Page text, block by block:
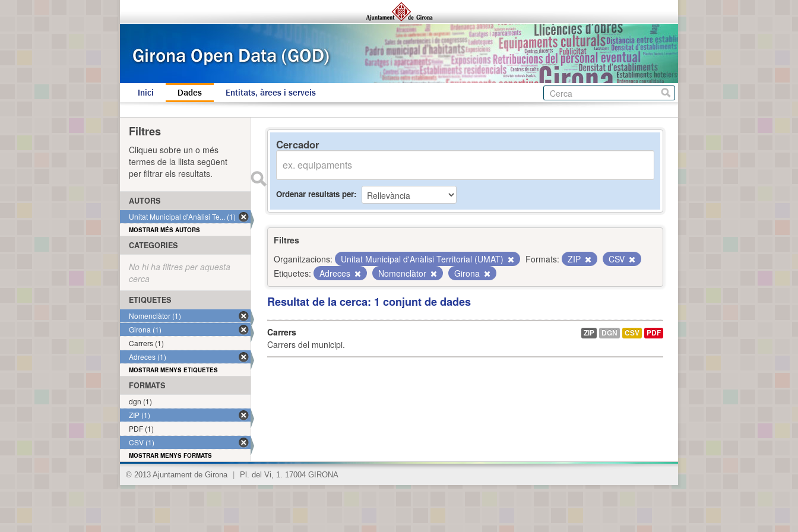
Inici Dades Entitats, àrees i serveis
Cercador
Ordenar resultats per
Filtres
Organitzacions:
Unitat Municipal d'Anàlisi Territorial (UMAT) Formats: ZIP
CSV
Etiquetes:
Adreces Nomenclàtor Girona
Resultat de la cerca: 1 conjunt de dades
Carrers
Carrers del municipi.
ZIP DGN CSV PDF
Filtres
Cliqueu sobre un o més
termes de la llista següent
per filtrar els resultats.
AUTORS
Unitat Municipal d'Anàlisi Te... (1)
MOSTRAR MÉS AUTORS
CATEGORIES
No hi ha filtres per aquesta
cerca
ETIQUETES
Nomenclàtor (1)
Girona (1)
Carrers (1)
Adreces (1)
MOSTRAR MENYS ETIQUETES
FORMATS
dgn (1)
ZIP (1)
PDF (1)
CSV (1)
MOSTRAR MENYS FORMATS
© 2013 Ajuntament de Girona Pl. del Vi, 1. 17004 GIRONA